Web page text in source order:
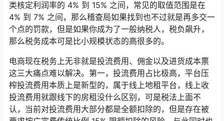
类核定利润率的 4% 到 15% 之间，常见的取值范围是在
4% 到 7% 之间，那么稽查局如果找到也不过就是再多交一
个点的罚款，但是如果你成为了一般纳税人，税负飙升，
那么税务成本可是比小规模状态的高很多的。
电商现在税务上无非就是投流费用、佣金以及进货成本票
这三大痛点难以解决。第一，投流费用占比极高，平台压
榨投流费用本质上是新型的，属于线上地租平台，线上收
投流费用就跟线下的房租没什么区别，可是税法上面不
认，当前对投流费用大部分都是全额扣除的，但是存在被